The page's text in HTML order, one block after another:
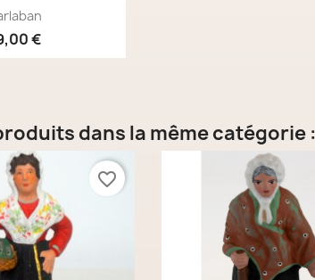
rapide
€
dans la même catégorie :
favorite_border